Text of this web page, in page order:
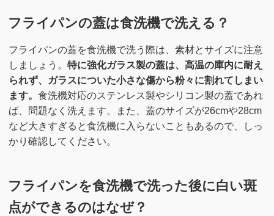
フライパンの蓋は食洗機で洗える？
フライパンの蓋を食洗機で洗う際は、素材とサイズに注意
しましょう。 特に強化ガラス製の蓋は、高温の庫内に耐え
られず、ガラスについた小さな傷から粉々に割れてしまい
ます。 食洗機対応のステンレス製やシリコン製の蓋であれ
ば、問題なく洗えます。また、蓋のサイズが26cmや28cm
など大きすぎると食洗機に入らないこともあるので、しっ
かり確認してください。
フライパンを食洗機で洗った後に白い斑
点ができるのはなぜ？